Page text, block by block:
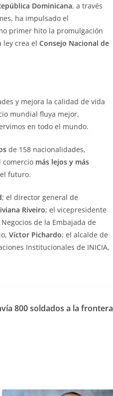
Dominicana, a través
ha impulsado el
primer hito la promulgación
ley crea el Consejo Nacional de
y mejora la calidad de vida
mundial fluya mejor,
en todo el mundo.
de 158 nacionalidades,
comercio más lejos y más
futuro.
; el director general de
Riveiro; el vicepresidente
de la Embajada de
Víctor Pichardo; el alcalde de
Institucionales de INICIA,
800 soldados a la frontera